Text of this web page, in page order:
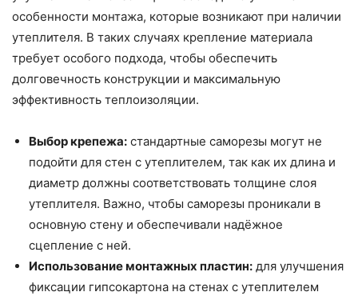
особенности монтажа, которые возникают при наличии
утеплителя. В таких случаях крепление материала
требует особого подхода, чтобы обеспечить
долговечность конструкции и максимальную
эффективность теплоизоляции.
Выбор крепежа: стандартные саморезы могут не
подойти для стен с утеплителем, так как их длина и
диаметр должны соответствовать толщине слоя
утеплителя. Важно, чтобы саморезы проникали в
основную стену и обеспечивали надёжное
сцепление с ней.
Использование монтажных пластин: для улучшения
фиксации гипсокартона на стенах с утеплителем